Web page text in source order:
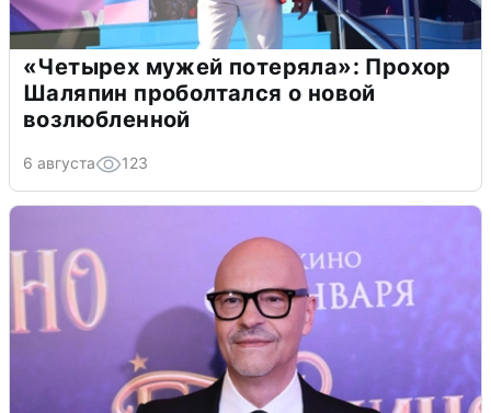
«Четырех мужей потеряла»: Прохор
Шаляпин проболтался о новой
возлюбленной
6 августа 123